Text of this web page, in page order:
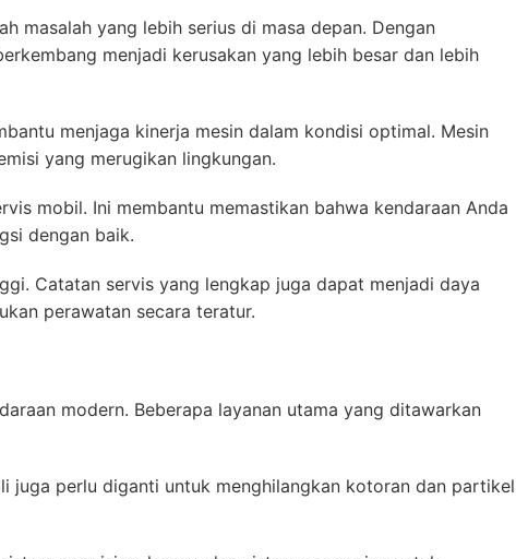
masalah yang lebih serius di masa depan. Dengan
menjadi kerusakan yang lebih besar dan lebih
menjaga kinerja mesin dalam kondisi optimal. Mesin
yang merugikan lingkungan.
mobil. Ini membantu memastikan bahwa kendaraan Anda
dengan baik.
Catatan servis yang lengkap juga dapat menjadi daya
perawatan secara teratur.
modern. Beberapa layanan utama yang ditawarkan
juga perlu diganti untuk menghilangkan kotoran dan partikel